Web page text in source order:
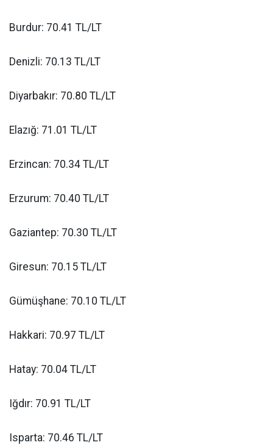
Burdur: 70.41 TL/LT
Denizli: 70.13 TL/LT
Diyarbakır: 70.80 TL/LT
Elazığ: 71.01 TL/LT
Erzincan: 70.34 TL/LT
Erzurum: 70.40 TL/LT
Gaziantep: 70.30 TL/LT
Giresun: 70.15 TL/LT
Gümüşhane: 70.10 TL/LT
Hakkari: 70.97 TL/LT
Hatay: 70.04 TL/LT
Iğdır: 70.91 TL/LT
Isparta: 70.46 TL/LT